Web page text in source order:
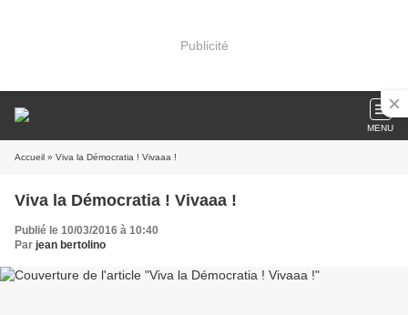
Publicité
MENU
Accueil » Viva la Démocratia ! Vivaaa !
Viva la Démocratia ! Vivaaa !
Publié le 10/03/2016 à 10:40
Par jean bertolino